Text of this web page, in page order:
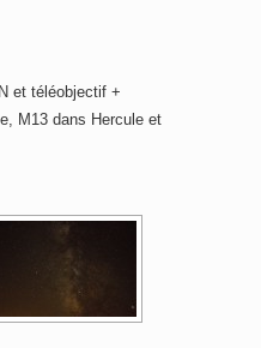
et téléobjectif +
M13 dans Hercule et